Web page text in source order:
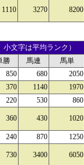
1110 3270 8200
文字は平均ランク）
勝 馬連 馬単
850 680 2050
370 1140 1970
220 530 860
360 430 1020
240 870 1250
730 3400 6050